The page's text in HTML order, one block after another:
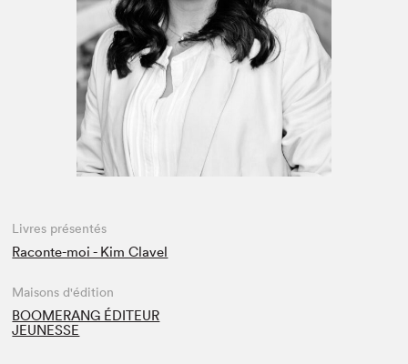
Espace médias
Livres présentés
Raconte-moi - Kim Clavel
Maisons d'édition
BOOMERANG ÉDITEUR
JEUNESSE